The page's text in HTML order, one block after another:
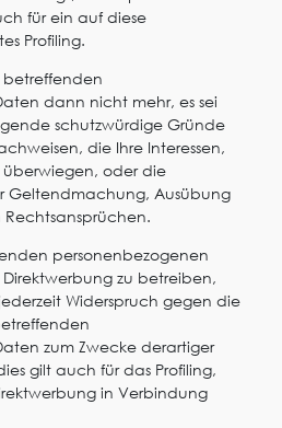
für ein auf diese
Profiling.
betreffenden
dann nicht mehr, es sei
schutzwürdige Gründe
die Ihre Interessen,
oder die
Geltendmachung, Ausübung
personenbezogenen
zu betreiben,
Widerspruch gegen die
zum Zwecke derartiger
gilt auch für das Profiling,
in Verbindung